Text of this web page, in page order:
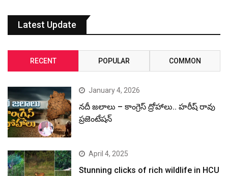
Latest Update
RECENT POPULAR COMMON
January 4, 2026
నదీ జలాలు – కాంగ్రెస్ ద్రోహాలు.. హరీష్ రావు
ప్రజెంటేషన్
April 4, 2025
Stunning clicks of rich wildlife in HCU